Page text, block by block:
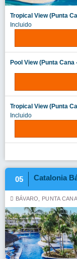
Tropical View (Punta
Incluido
Pool View (Punta Cana
Tropical View (Punta
Incluido
05 Catalonia
BÁVARO, PUNTA